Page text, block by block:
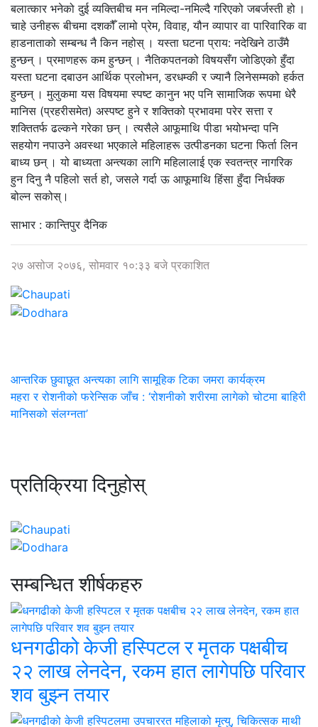
बलात्कार भनेको दुई व्यक्तिबीच मन नमिल्दा-नमिल्दै गरिएको जबर्जस्ती हो ।
चाहे उनीहरू बीचमा दशकौँ लामो प्रेम, विवाह, यौन व्यापार वा पारिवारिक वा
हाडनाताको सम्बन्ध नै किन नहोस् । यस्ता घटना प्राय: नदेखिने ठाउँमै
हुन्छन् । प्रमाणहरू कम हुन्छन् । नैतिकपतनको विषयसँग जोडिएको हुँदा
यस्ता घटना दबाउन आर्थिक प्रलोभन, डरधम्की र ज्यानै लिनेसम्मको हर्कत
हुन्छन् । मुलुकमा यस विषयमा स्पष्ट कानुन भए पनि सामाजिक रूपमा धेरै
मानिस (प्रहरीसमेत) अस्पष्ट हुने र शक्तिको प्रभावमा परेर सत्ता र
शक्तितर्फ ढल्कने गरेका छन् । त्यसैले आफूमाथि पीडा भयोभन्दा पनि
सहयोग नपाउने अवस्था भएकाले महिलाहरू उत्पीडनका घटना फिर्ता लिन
बाध्य छन् । यो बाध्यता अन्त्यका लागि महिलालाई एक स्वतन्त्र नागरिक
हुन दिनु नै पहिलो सर्त हो, जसले गर्दा ऊ आफूमाथि हिंसा हुँदा निर्धक्क
बोल्न सकोस्।
साभार : कान्तिपुर दैनिक
२७ असोज २०७६, सोमवार १०:३३ बजे प्रकाशित
आन्तरिक छुवाछूत अन्त्यका लागि सामूहिक टिका जमरा कार्यक्रम
महरा र रोशनीको फरेन्सिक जाँच : ‘रोशनीको शरीरमा लागेको चोटमा बाहिरी
मानिसको स‌ंलग्नता’
प्रतिक्रिया दिनुहोस्
सम्बन्धित शीर्षकहरु
धनगढीको केजी हस्पिटल र मृतक पक्षबीच
२२ लाख लेनदेन, रकम हात लागेपछि परिवार
शव बुझ्न तयार